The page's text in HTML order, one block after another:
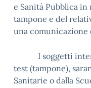
e Sanità Pubblica
tampone e del
una comunicazione
I soggetti
test (tampone),
Sanitarie o dalla